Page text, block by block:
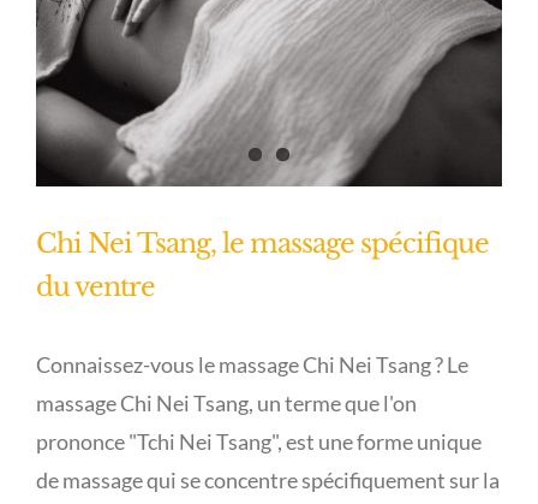
Chi Nei Tsang, le massage spécifique
du ventre
Connaissez-vous le massage Chi Nei Tsang ? Le
massage Chi Nei Tsang, un terme que l'on
prononce "Tchi Nei Tsang", est une forme unique
de massage qui se concentre spécifiquement sur la